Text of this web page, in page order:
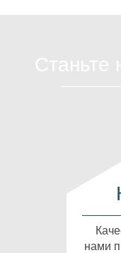
нами